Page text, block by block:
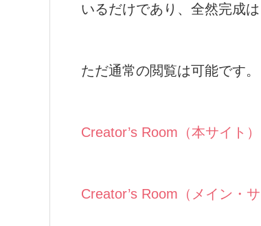
いるだけであり、全然完成は
ただ通常の閲覧は可能です。
Creator’s Room（本サイト）
Creator’s Room（メイン・サ